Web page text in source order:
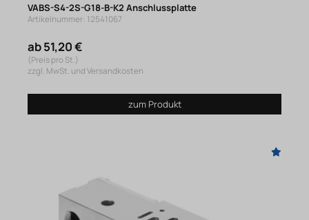
VABS-S4-2S-G18-B-K2 Anschlussplatte
Artikelnummer: 12541067
ab 51,20 €
(Preis pro St.)
zzgl. MwSt. und Versandkosten
zum Produkt